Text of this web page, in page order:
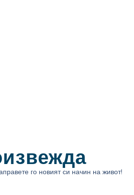
го новият си начин на живот!